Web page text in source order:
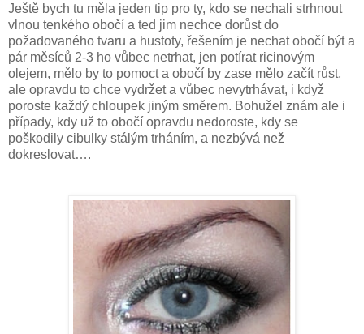
Ještě bych tu měla jeden tip pro ty, kdo se nechali strhnout
vlnou tenkého obočí a ted jim nechce dorůst do
požadovaného tvaru a hustoty, řešením je nechat obočí být a
pár měsíců 2-3 ho vůbec netrhat, jen potírat ricinovým
olejem, mělo by to pomoct a obočí by zase mělo začít růst,
ale opravdu to chce vydržet a vůbec nevytrhávat, i když
poroste každý chloupek jiným směrem. Bohužel znám ale i
případy, kdy už to obočí opravdu nedoroste, kdy se
poškodily cibulky stálým trháním, a nezbývá než
dokreslovat….